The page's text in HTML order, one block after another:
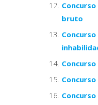
bruto